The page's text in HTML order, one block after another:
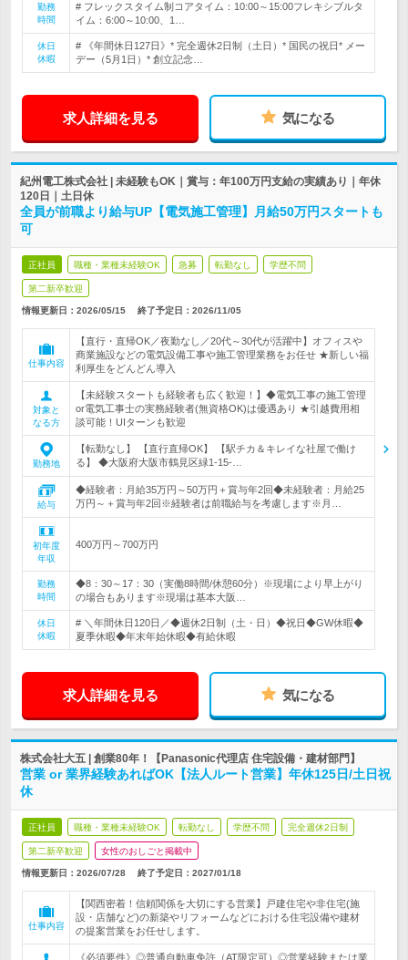
勤務
時間
# フレックスタイム制コアタイム：10:00～15:00フレキシブルタ
イム：6:00～10:00、1…
休日
休暇
# 《年間休日127日》* 完全週休2日制（土日）* 国民の祝日* メー
デー（5月1日）* 創立記念…
求人詳細を見る 気になる
紀州電工株式会社 | 未経験もOK｜賞与：年100万円支給の実績あり｜年休
120日｜土日休
全員が前職より給与UP【電気施工管理】月給50万円スタートも
可
正社員 職種・業種未経験OK 急募 転勤なし 学歴不問
第二新卒歓迎
情報更新日：2026/05/15 終了予定日： 2026/11/05
仕事内容
【直行・直帰OK／夜勤なし／20代～30代が活躍中】オフィスや
商業施設などの電気設備工事や施工管理業務をお任せ ★新しい福
利厚生をどんどん導入
対象と
なる方
【未経験スタートも経験者も広く歓迎！】◆電気工事の施工管理
or電気工事士の実務経験者(無資格OK)は優遇あり ★引越費用相
談可能！UIターンも歓迎
勤務地
【転勤なし】 【直行直帰OK】 【駅チカ＆キレイな社屋で働け
る】 ◆大阪府大阪市鶴見区緑1-15-…
給与
◆経験者：月給35万円～50万円＋賞与年2回◆未経験者：月給25
万円～＋賞与年2回※経験者は前職給与を考慮します※月…
初年度
年収
400万円～700万円
勤務
時間
◆8：30～17：30（実働8時間/休憩60分）※現場により早上がり
の場合もあります※現場は基本大阪…
休日
休暇
# ＼年間休日120日／◆週休2日制（土・日）◆祝日◆GW休暇◆
夏季休暇◆年末年始休暇◆有給休暇
求人詳細を見る 気になる
株式会社大五 | 創業80年！【Panasonic代理店 住宅設備・建材部門】
営業 or 業界経験あればOK【法人ルート営業】年休125日/土日祝
休
正社員 職種・業種未経験OK 転勤なし 学歴不問 完全週休2日制
第二新卒歓迎 女性のおしごと掲載中
情報更新日：2026/07/28 終了予定日： 2027/01/18
仕事内容
【関西密着！信頼関係を大切にする営業】戸建住宅や非住宅(施
設・店舗など)の新築やリフォームなどにおける住宅設備や建材
の提案営業をお任せします。
《必須要件》◎普通自動車免許（AT限定可）◎営業経験または業